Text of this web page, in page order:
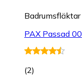
Badrumsfläktar
PAX Passad 00
(2)